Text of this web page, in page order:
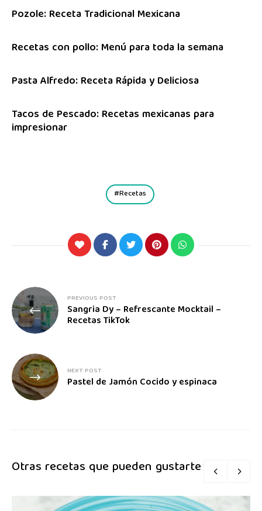
Pozole: Receta Tradicional Mexicana
Recetas con pollo: Menú para toda la semana
Pasta Alfredo: Receta Rápida y Deliciosa
Tacos de Pescado: Recetas mexicanas para
impresionar
Recetas
PREVIOUS POST
Sangria Dy – Refrescante Mocktail –
Recetas TikTok
NEXT POST
Pastel de Jamón Cocido y espinaca
Otras recetas que pueden gustarte